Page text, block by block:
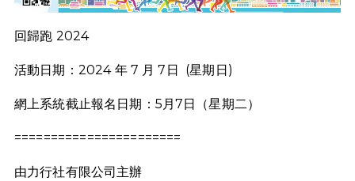
回歸跑 2024
活動日期：2024 年 7 月 7日 (星期日)
網上系統截止報名日期：5月7日（星期二）
=======================
由力行社有限公司主辦